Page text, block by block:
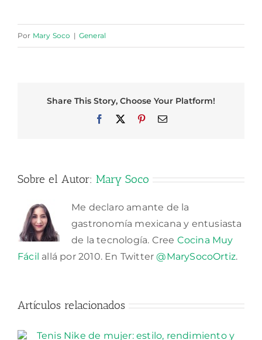
Por Mary Soco | General
Share This Story, Choose Your Platform!
Facebook PinterestCorreo
Sobre el Autor: Mary Soco
Me declaro amante de la
gastronomía mexicana y entusiasta
de la tecnología. Cree Cocina Muy
Fácil allá por 2010. En Twitter@MarySocoOrtiz.
Artículos relacionados